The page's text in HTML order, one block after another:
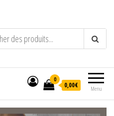
Au cœur de l'humain, du corps à l'âme
Menu
0
0,00€